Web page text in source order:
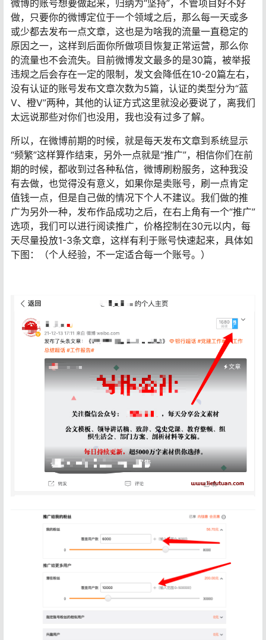
微博的账号想要做起来，归纳为“坚持”，不管项目好不好
做，只要你的微博定位于一个领域之后，那么每一天或多
或少都去发布一点文章，这也是为啥我的流量一直稳定的
原因之一，这样到后面你所做项目恢复正常运营，那么你
的流量也不会流失。目前微博发文最多的是30篇，被举报
违规之后会存在一定的限制，发文会降低在10-20篇左右，
没有认证的账号发布文章次数为5篇，认证的类型分为“蓝
V、橙V”两种，其他的认证方式这里就没必要说了，离我们
太远说那些对你们也没用，我也没有过多了解。
所以，在微博前期的时候，就是每天发布文章到系统显示
“频繁”这样算作结束，另外一点就是“推广”，相信你们在前
期的时候，都收到过各种私信，微博刷粉服务，这种我没
有去做，也觉得没有意义，如果你是卖账号，刷一点肯定
值钱一点，但是自己做的情况下个人不建议。我们做的推
广为另外一种，发布作品成功之后，在右上角有一个“推广”
选项，我们可以进行阅读推广，价格控制在30元以内，每
天尽量投放1-3条文章，这样有利于账号快速起来，具体如
下图：（个人经验，不一定适合每一个账号。）